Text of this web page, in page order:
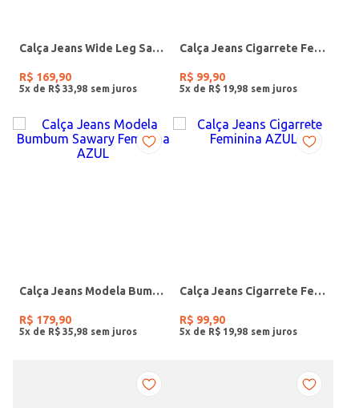
Calça Jeans Wide Leg Sawary Feminina AZUL
R$ 169,90
5x de R$ 33 98
Calça Jeans Cigarrete Feminina AZUL
R$ 99,90
5x de R$ 19 98
Calça Jeans Modela Bumbum Sawary Feminina AZUL
R$ 179,90
5x de R$ 35 98
Calça Jeans Cigarrete Feminina AZUL
R$ 99,90
5x de R$ 19 98